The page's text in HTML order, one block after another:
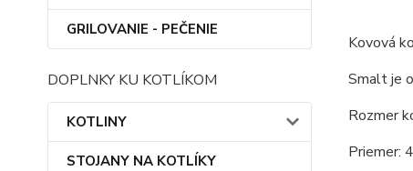
GRILOVANIE - PEČENIE
DOPLNKY KU KOTLÍKOM
KOTLINY
STOJANY NA KOTLÍKY
Kovová
Smalt je
Rozmer
Priemer: